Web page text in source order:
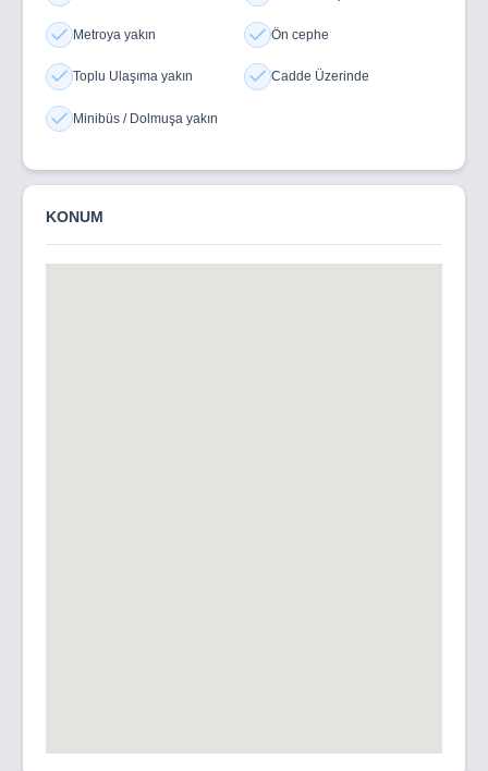
Metroya yakın Ön cephe
Toplu Ulaşıma yakın Cadde Üzerinde
Minibüs / Dolmuşa yakın
KONUM